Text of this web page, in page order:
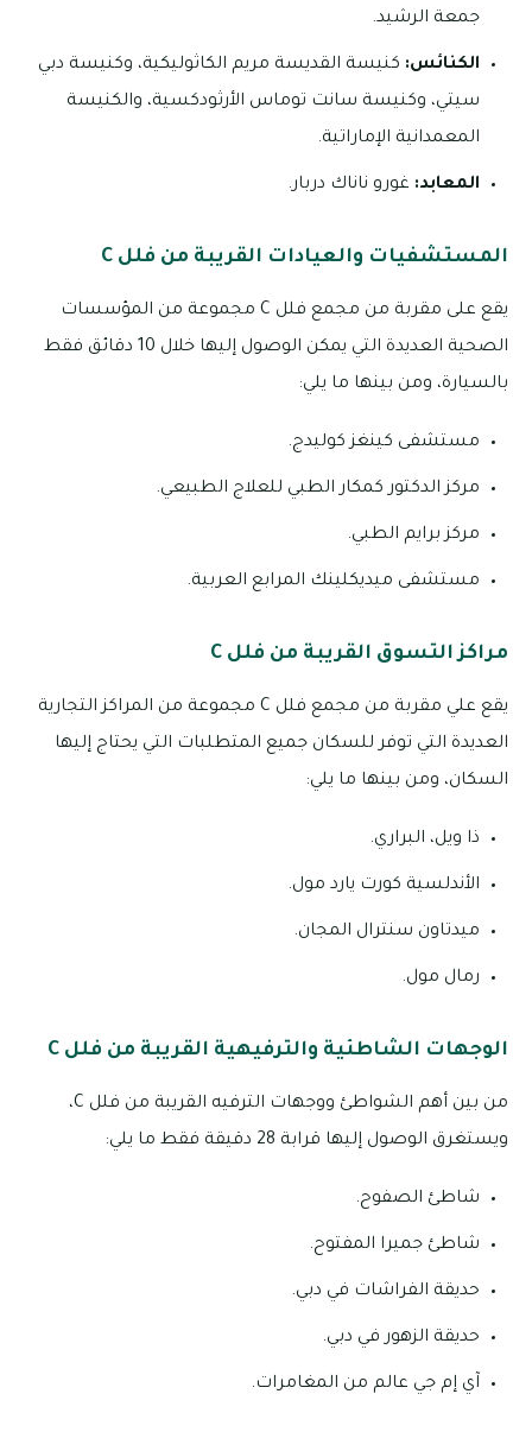
جمعة الرشيد.
الكنائس: كنيسة القديسة مريم الكاثوليكية، وكنيسة دبي
سيتي، وكنيسة سانت توماس الأرثودكسية، والكنيسة
المعمدانية الإماراتية.
المعابد: غورو ناناك دربار.
المستشفيات والعيادات القريبة من فلل C
يقع على مقربة من مجمع فلل C مجموعة من المؤسسات
الصحية العديدة التي يمكن الوصول إليها خلال 10 دقائق فقط
بالسيارة، ومن بينها ما يلي:
مستشفى كينغز كوليدج.
مركز الدكتور كمكار الطبي للعلاج الطبيعي.
مركز برايم الطبي.
مستشفى ميديكلينك المرابع العربية.
مراكز التسوق القريبة من فلل C
يقع علي مقربة من مجمع فلل C مجموعة من المراكز التجارية
العديدة التي توفر للسكان جميع المتطلبات التي يحتاج إليها
السكان، ومن بينها ما يلي:
ذا ويل، البراري.
الأندلسية كورت يارد مول.
ميدتاون سنترال المجان.
رمال مول.
الوجهات الشاطئية والترفيهية القريبة من فلل C
من بين أهم الشواطئ ووجهات الترفيه القريبة من فلل C،
ويستغرق الوصول إليها قرابة 28 دقيقة فقط ما يلي:
شاطئ الصفوح.
شاطئ جميرا المفتوح.
حديقة الفراشات في دبي.
حديقة الزهور في دبي.
آي إم جي عالم من المغامرات.